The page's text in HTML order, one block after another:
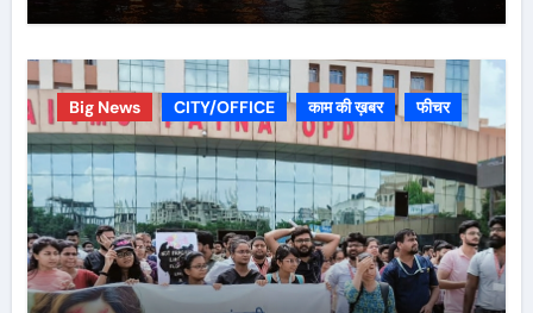
Big News CITY/OFFICE काम की ख़बर फीचर